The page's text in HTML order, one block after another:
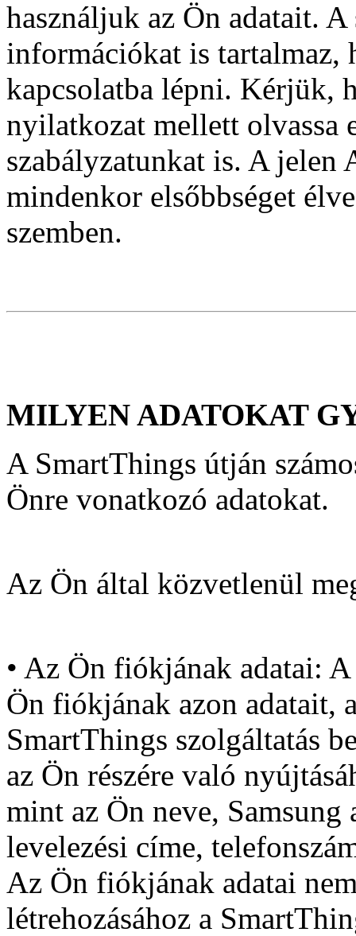
használjuk az Ön adatait.
információkat is
kapcsolatba lépni. Kérjük,
nyilatkozat mellett olvassa
szabályzatunkat is. A jelen
mindenkor elsőbbséget
szemben.
MILYEN ADATOKAT
A SmartThings útján
Önre vonatkozó adatokat.
Az Ön által közvetlenül
• Az Ön fiókjának adatai:
Ön fiókjának azon adatait,
SmartThings szolgáltatás
az Ön részére való
mint az Ön neve,
levelezési címe,
Az Ön fiókjának adatai
létrehozásához a